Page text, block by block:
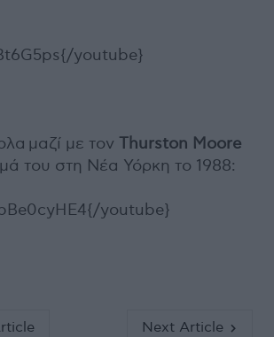
youtube}
μαζί με τον Thurston Moore
του στη Νέα Υόρκη το 1988:
youtube}
Next Article